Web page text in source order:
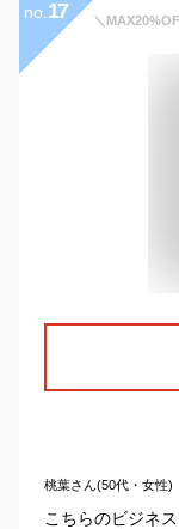
no. 17
桃葉さん(50代・女性)
こちらのビジネ